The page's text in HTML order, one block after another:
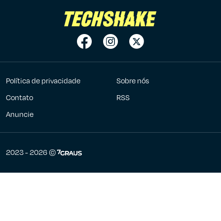
Política de privacidade
Sobre nós
Contato
RSS
Anuncie
2023 - 2026 ©7Graus